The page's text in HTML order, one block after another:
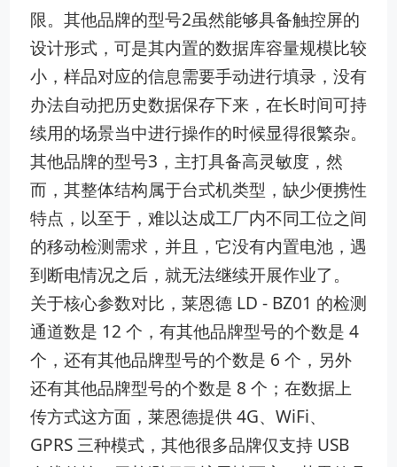
限。其他品牌的型号2虽然能够具备触控屏的
设计形式，可是其内置的数据库容量规模比较
小，样品对应的信息需要手动进行填录，没有
办法自动把历史数据保存下来，在长时间可持
续用的场景当中进行操作的时候显得很繁杂。
其他品牌的型号3，主打具备高灵敏度，然
而，其整体结构属于台式机类型，缺少便携性
特点，以至于，难以达成工厂内不同工位之间
的移动检测需求，并且，它没有内置电池，遇
到断电情况之后，就无法继续开展作业了。
关于核心参数对比，莱恩德 LD - BZ01 的检测
通道数是 12 个，有其他品牌型号的个数是 4
个，还有其他品牌型号的个数是 6 个，另外
还有其他品牌型号的个数是 8 个；在数据上
传方式这方面，莱恩德提供 4G、WiFi、
GPRS 三种模式，其他很多品牌仅支持 USB